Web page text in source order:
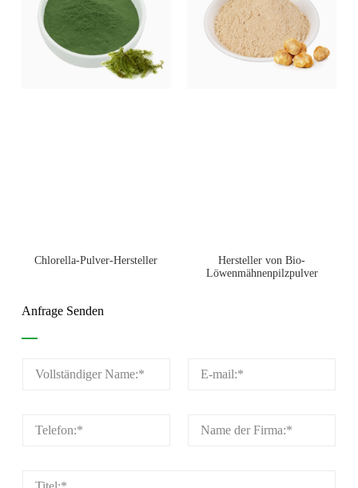
Chlorella-Pulver-Hersteller
Hersteller von Bio-
Löwenmähnenpilzpulver
Anfrage Senden